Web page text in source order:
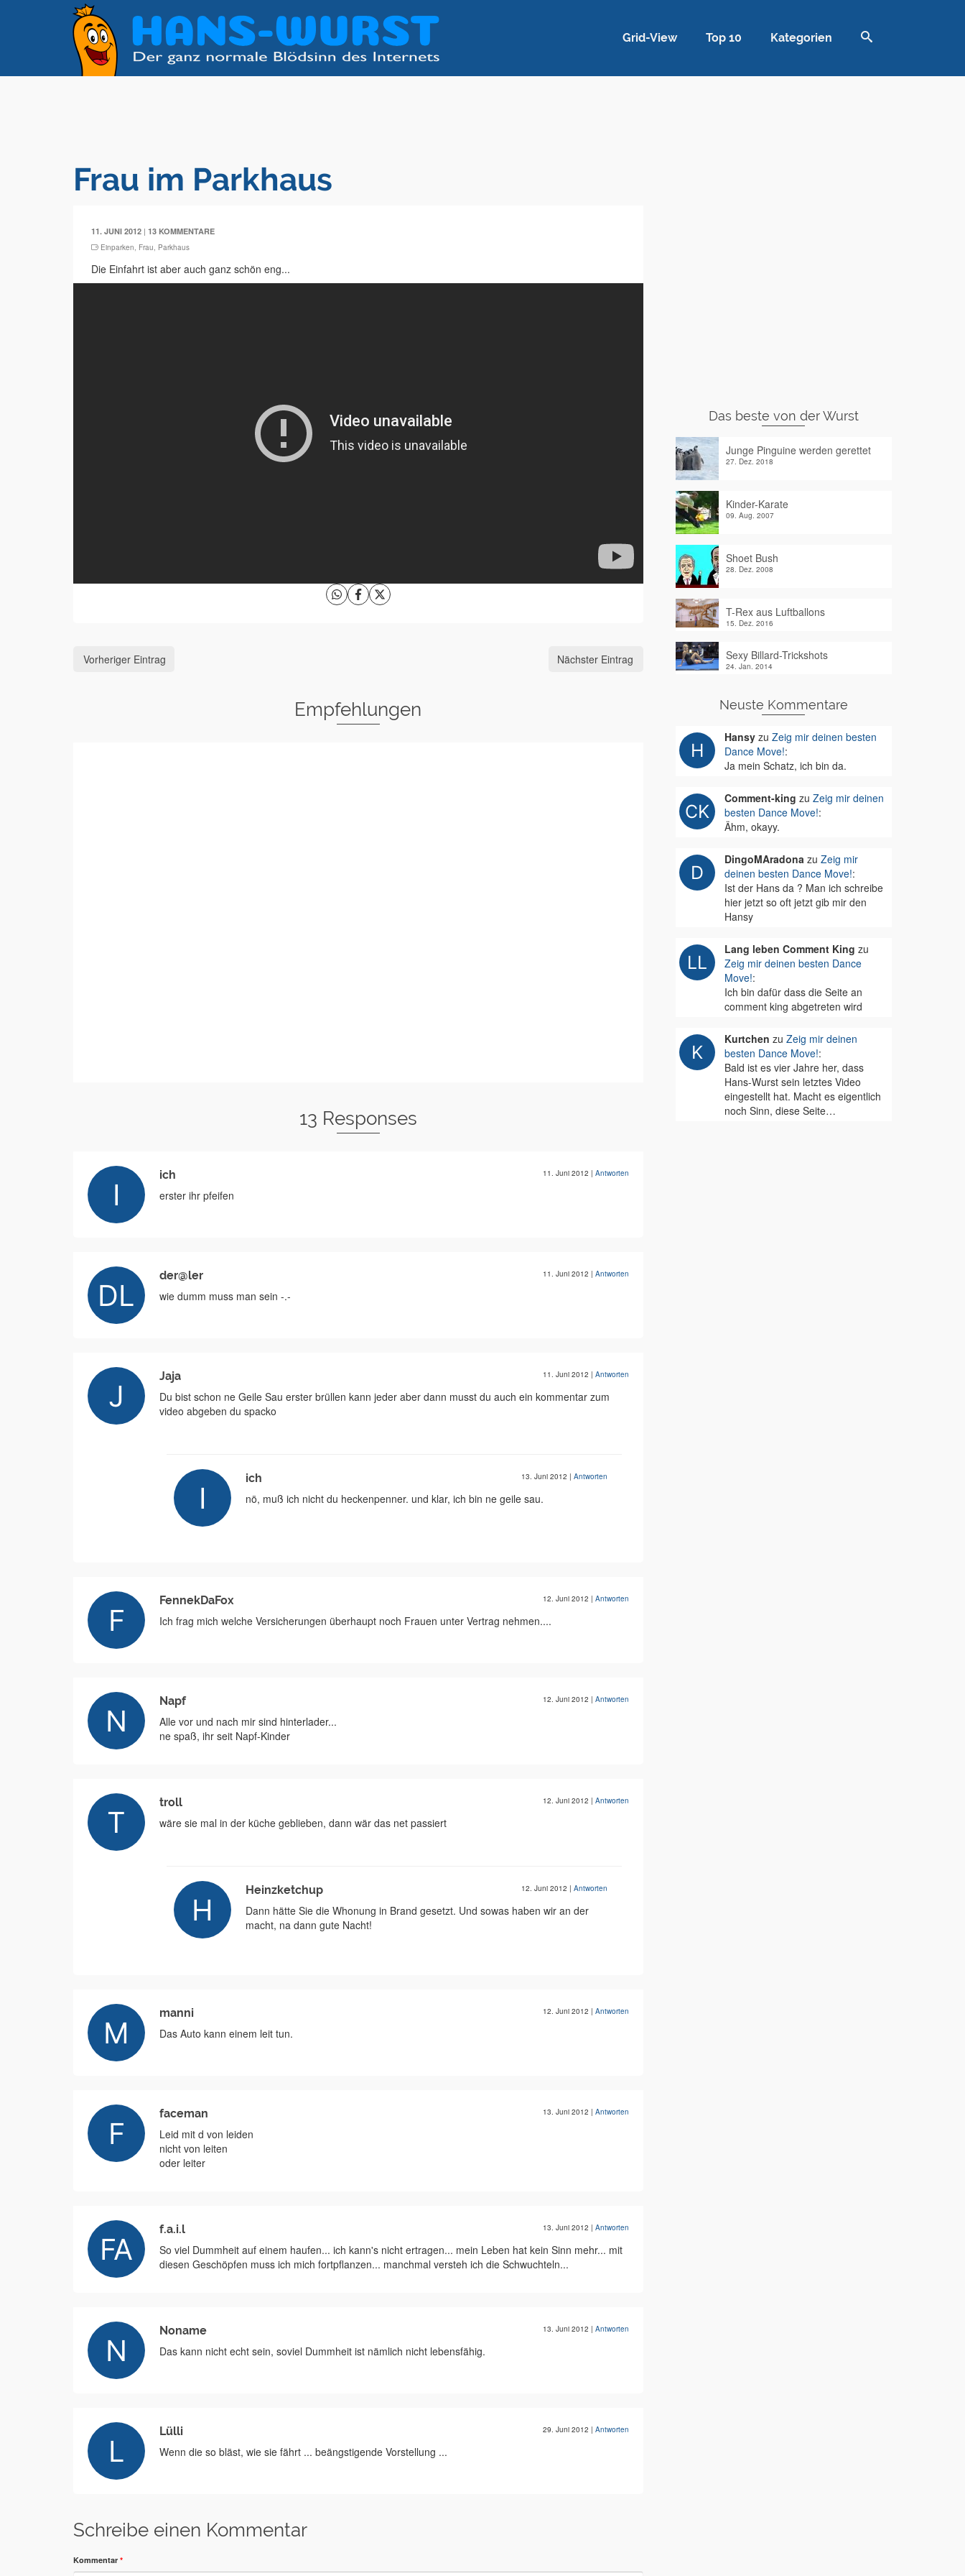
Grid-View Top 10 Kategorien
Frau im Parkhaus
11. JUNI 2012 | 13 KOMMENTARE
Einparken, Frau, Parkhaus
Die Einfahrt ist aber auch ganz schön eng...
Vorheriger Eintrag Nächster Eintrag
Empfehlungen
13 Responses
ich 11. Juni 2012 | Antworten
erster ihr pfeifen
der@ler 11. Juni 2012 | Antworten
wie dumm muss man sein -.-
Jaja 11. Juni 2012 | Antworten
Du bist schon ne Geile Sau erster brüllen kann jeder aber dann musst du auch ein kommentar zum
video abgeben du spacko
ich 13. Juni 2012 | Antworten
nö, muß ich nicht du heckenpenner. und klar, ich bin ne geile sau.
FennekDaFox 12. Juni 2012 | Antworten
Ich frag mich welche Versicherungen überhaupt noch Frauen unter Vertrag nehmen....
Napf 12. Juni 2012 | Antworten
Alle vor und nach mir sind hinterlader...
ne spaß, ihr seit Napf-Kinder
troll 12. Juni 2012 | Antworten
wäre sie mal in der küche geblieben, dann wär das net passiert
Heinzketchup 12. Juni 2012 | Antworten
Dann hätte Sie die Whonung in Brand gesetzt. Und sowas haben wir an der
macht, na dann gute Nacht!
manni 12. Juni 2012 | Antworten
Das Auto kann einem leit tun.
faceman 13. Juni 2012 | Antworten
Leid mit d von leiden
nicht von leiten
oder leiter
f.a.i.l 13. Juni 2012 | Antworten
So viel Dummheit auf einem haufen... ich kann's nicht ertragen... mein Leben hat kein Sinn mehr... mit
diesen Geschöpfen muss ich mich fortpflanzen... manchmal versteh ich die Schwuchteln...
Noname 13. Juni 2012 | Antworten
Das kann nicht echt sein, soviel Dummheit ist nämlich nicht lebensfähig.
Lülli 29. Juni 2012 | Antworten
Wenn die so bläst, wie sie fährt ... beängstigende Vorstellung ...
Schreibe einen Kommentar
Kommentar *
Das beste von der Wurst
Junge Pinguine werden gerettet
27. Dez. 2018
Kinder-Karate
09. Aug. 2007
Shoet Bush
28. Dez. 2008
T-Rex aus Luftballons
15. Dez. 2016
Sexy Billard-Trickshots
24. Jan. 2014
Neuste Kommentare
Hansyzu Zeig mir deinen besten
Dance Move!:
Ja mein Schatz, ich bin da.
Comment-king zu Zeig mir deinen
besten Dance Move!:
Ähm, okayy.
DingoMAradonazu Zeig mir
deinen besten Dance Move!:
Ist der Hans da ? Man ich schreibe
hier jetzt so oft jetzt gib mir den
Hansy
Lang leben Comment King zu
Zeig mir deinen besten Dance
Move!:
Ich bin dafür dass die Seite an
comment king abgetreten wird
Kurtchen zu Zeig mir deinen
besten Dance Move!:
Bald ist es vier Jahre her, dass
Hans-Wurst sein letztes Video
eingestellt hat. Macht es eigentlich
noch Sinn, diese Seite…